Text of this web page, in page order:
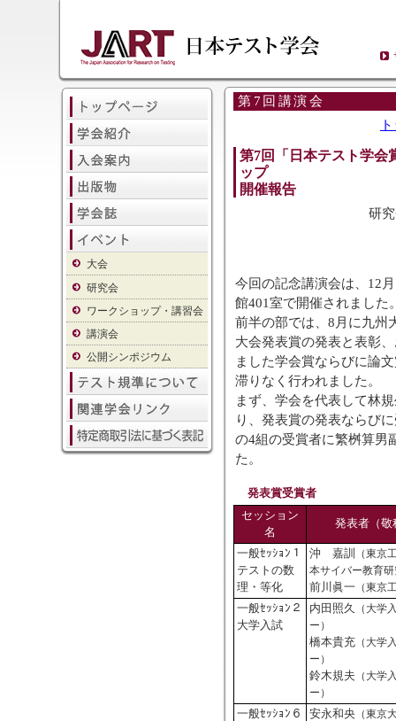
大会
研究会
ワークショップ・講習会
講演会
公開シンポジウム
第7回講演会
第7回「日本テスト学会
ップ
開催報告
研
今回の記念講演会は、12
館401室で開催されました
前半の部では、8月に九州
大会発表賞の発表と表彰
ました学会賞ならびに論
滞りなく行われました。
まず、学会を代表して林
り、発表賞の発表ならび
の4組の受賞者に繁桝算男
た。
発表賞受賞者
セッション
名
発表者（敬
一般ｾｯｼｮﾝ１
テストの数
理・等化
沖 嘉訓
（東京
本サイバー教育研
前川眞一 （東京
一般ｾｯｼｮﾝ２
大学入試
内田照久
（大学
ー）
橋本貴充（大学
ー）
鈴木規夫 （大学
ー）
一般ｾｯｼｮﾝ６
安永和央（東京